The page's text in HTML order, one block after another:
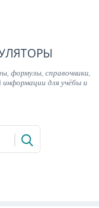
формулы, справочники,
для учёбы и